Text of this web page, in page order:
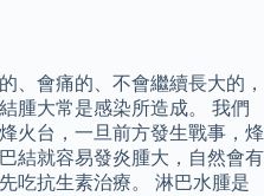
、會痛的、不會繼續長大的，
腫大常是感染所造成。 我們
火台，一旦前方發生戰事，烽
結就容易發炎腫大，自然會有
吃抗生素治療。 淋巴水腫是